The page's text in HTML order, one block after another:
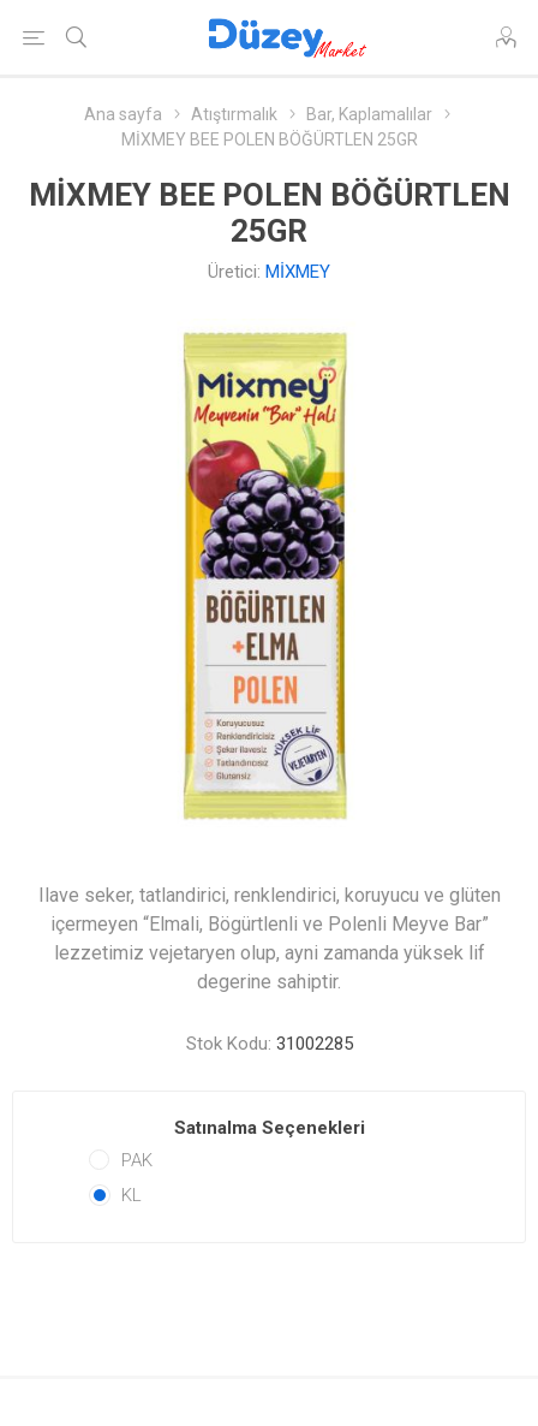
Ana sayfa Atıştırmalık
Bar, Kaplamalılar
MİXMEY BEE POLEN BÖĞÜRTLEN 25GR
MİXMEY BEE POLEN BÖĞÜRTLEN
25GR
Üretici: MİXMEY
Ilave seker, tatlandirici, renklendirici, koruyucu ve glüten
içermeyen “Elmali, Bögürtlenli ve Polenli Meyve Bar”
lezzetimiz vejetaryen olup, ayni zamanda yüksek lif
degerine sahiptir.
Stok Kodu: 31002285
Satınalma Seçenekleri
PAK
KL